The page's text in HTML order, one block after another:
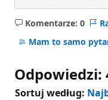
Komentarze: 0
Brak
komentarzy
Mam to samo
Odpowiedzi:
Sortuj według: